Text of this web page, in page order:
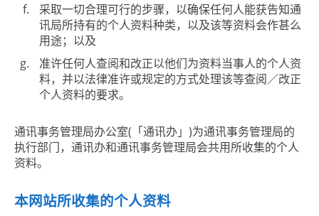
采取一切合理可行的步骤，以确保任何人能获告知通
讯局所持有的个人资料种类，以及该等资料会作甚么
用途；以及
准许任何人查阅和改正以他们为资料当事人的个人资
料，并以法律准许或规定的方式处理该等查阅／改正
个人资料的要求。
通讯事务管理局办公室(「通讯办」)为通讯事务管理局的
执行部门，通讯办和通讯事务管理局会共用所收集的个人
资料。
本网站所收集的个人资料